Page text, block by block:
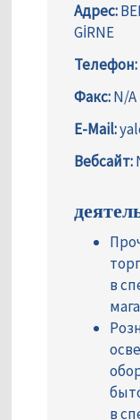
Адрес:
GİRNE
Телефон:
Факс:N/A
E-Mail:
Вебсайт:
в
в